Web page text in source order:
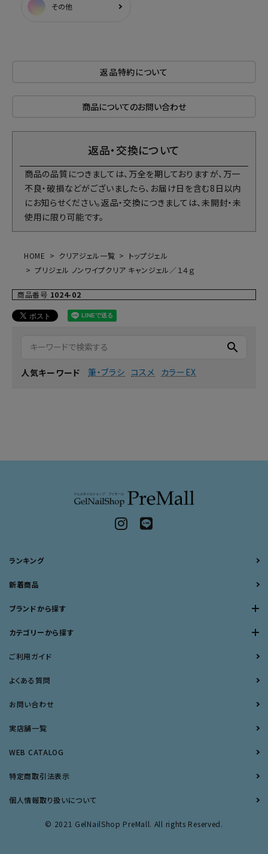
その他
返品特約について
商品についてのお問い合わせ
返品・交換について
商品の品質につきましては、万全を期しておりますが、万一
不良・破損などがございましたら、お届け日を含む8日以内
にお知らせください。返品・交換につきましては、未開封・未
使用に限り可能です。
HOME クリアジェル一覧
トップジェル
プリジェル ノンワイプクリア キャンジェル／１４ｇ
商品番号 1024-02
search
人気キーワード 筆・ブラシ コスメ カラーEX
ランキング
新着商品
ブランドから探す
カテゴリーから探す
ご利用ガイド
よくある質問
お問い合わせ
実店舗一覧
WEB CATALOG
特定商取引法表示
個人情報取り扱いについて
© 2021 GelNailShop PreMall. All rights Reserved.